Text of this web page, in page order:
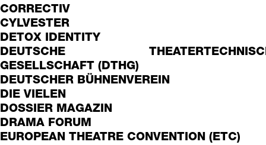
CORRECTIV
CYLVESTER
DETOX IDENTITY
DEUTSCHE
GESELLSCHAFT (DTHG)
DEUTSCHER BÜHNENVEREIN
DIE VIELEN
DOSSIER MAGAZIN
DRAMA FORUM
EUROPEAN THEATRE CONVENTION (ETC)